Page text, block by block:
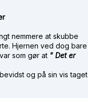
nemmere at skubbe
Hjernen ved dog bare
som gør at " Det er
og på sin vis taget